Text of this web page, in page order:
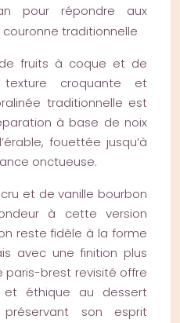
pour répondre aux
traditionnelle
fruits à coque et de
croquante et
traditionnelle est
à base de noix
fouettée jusqu’à
onctueuse.
et de vanille bourbon
à cette version
reste fidèle à la forme
avec une finition plus
paris-brest revisité offre
et éthique au dessert
son esprit